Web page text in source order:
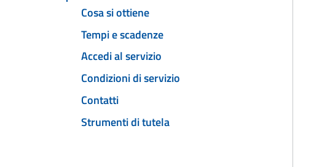
Cosa si ottiene
Tempi e scadenze
Accedi al servizio
Condizioni di servizio
Contatti
Strumenti di tutela